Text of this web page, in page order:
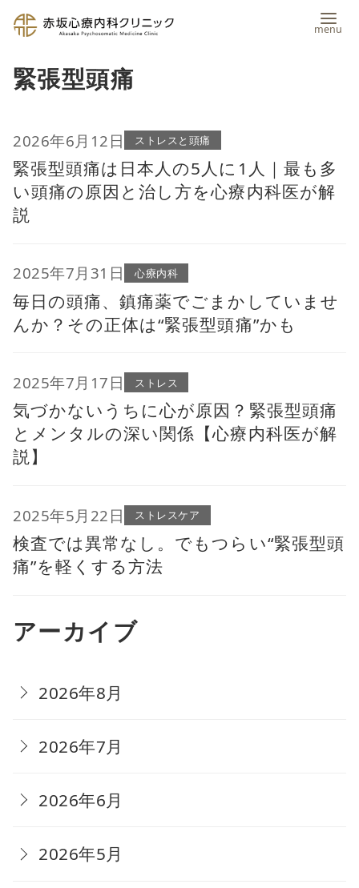
ン
ン
ツ
へ
移
緊張型頭痛
2026年6月12日 ストレスと頭痛
緊張型頭痛は日本人の5人に1人｜最も多
い頭痛の原因と治し方を心療内科医が解
説
2025年7月31日 心療内科
毎日の頭痛、鎮痛薬でごまかしていませ
んか？その正体は“緊張型頭痛”かも
2025年7月17日 ストレス
気づかないうちに心が原因？緊張型頭痛
とメンタルの深い関係【心療内科医が解
説】
2025年5月22日 ストレスケア
検査では異常なし。でもつらい“緊張型頭
痛”を軽くする方法
アーカイブ
2026年8月
2026年7月
2026年6月
2026年5月